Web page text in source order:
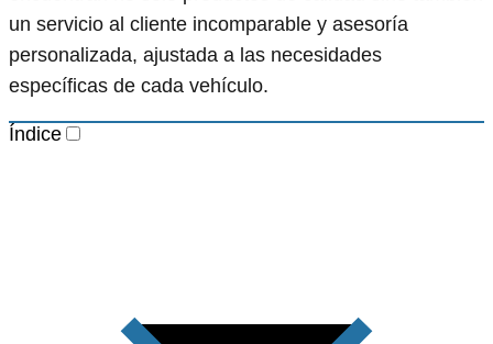
un servicio al cliente incomparable y asesoría
personalizada, ajustada a las necesidades
específicas de cada vehículo.
Índice